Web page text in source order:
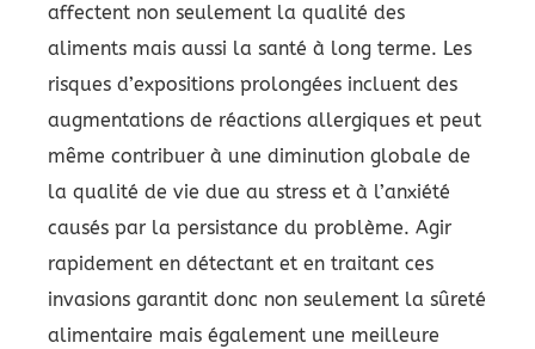
affectent non seulement la qualité des
aliments mais aussi la santé à long terme. Les
risques d’expositions prolongées incluent des
augmentations de réactions allergiques et peut
même contribuer à une diminution globale de
la qualité de vie due au stress et à l’anxiété
causés par la persistance du problème. Agir
rapidement en détectant et en traitant ces
invasions garantit donc non seulement la sûreté
alimentaire mais également une meilleure